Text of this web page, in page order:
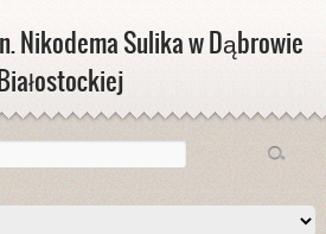
Nikodema Sulika w Dąbrowie